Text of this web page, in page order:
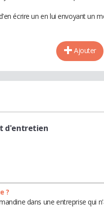
écrire un en lui envoyant un
Ajouter
d'entretien
?
dans une entreprise qui